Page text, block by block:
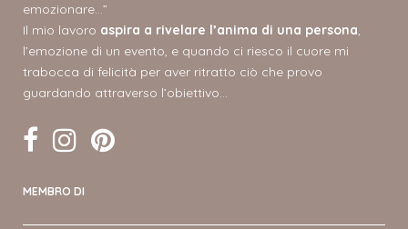
emozionare…”
Il mio lavoro aspira a rivelare l’anima di una persona,
l’emozione di un evento, e quando ci riesco il cuore mi
trabocca di felicità per aver ritratto ciò che provo
guardando attraverso l’obiettivo…
MEMBRO DI